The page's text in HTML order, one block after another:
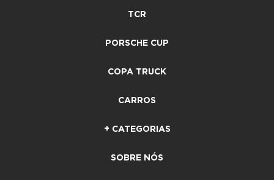
TCR
PORSCHE CUP
COPA TRUCK
CARROS
+ CATEGORIAS
SOBRE NÓS